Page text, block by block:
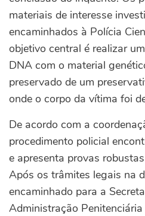
materiais de interesse
encaminhados à Polícia
objetivo central é realizar
DNA com o material
preservado de um
onde o corpo da vítima foi
De acordo com a
procedimento policial
e apresenta provas
Após os trâmites legais na
encaminhado para a
Administração Penitenciária